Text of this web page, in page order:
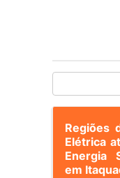
Regiões
Elétrica
Energia
em